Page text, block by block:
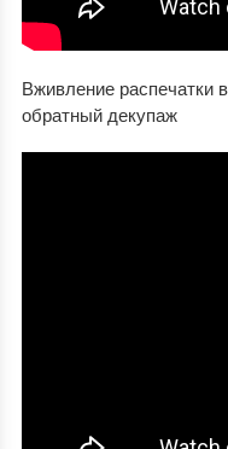
Вживление распечатки
обратный декупаж